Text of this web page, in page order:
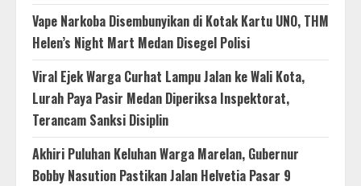
Vape Narkoba Disembunyikan di Kotak Kartu UNO, THM
Helen’s Night Mart Medan Disegel Polisi
Viral Ejek Warga Curhat Lampu Jalan ke Wali Kota,
Lurah Paya Pasir Medan Diperiksa Inspektorat,
Terancam Sanksi Disiplin
Akhiri Puluhan Keluhan Warga Marelan, Gubernur
Bobby Nasution Pastikan Jalan Helvetia Pasar 9